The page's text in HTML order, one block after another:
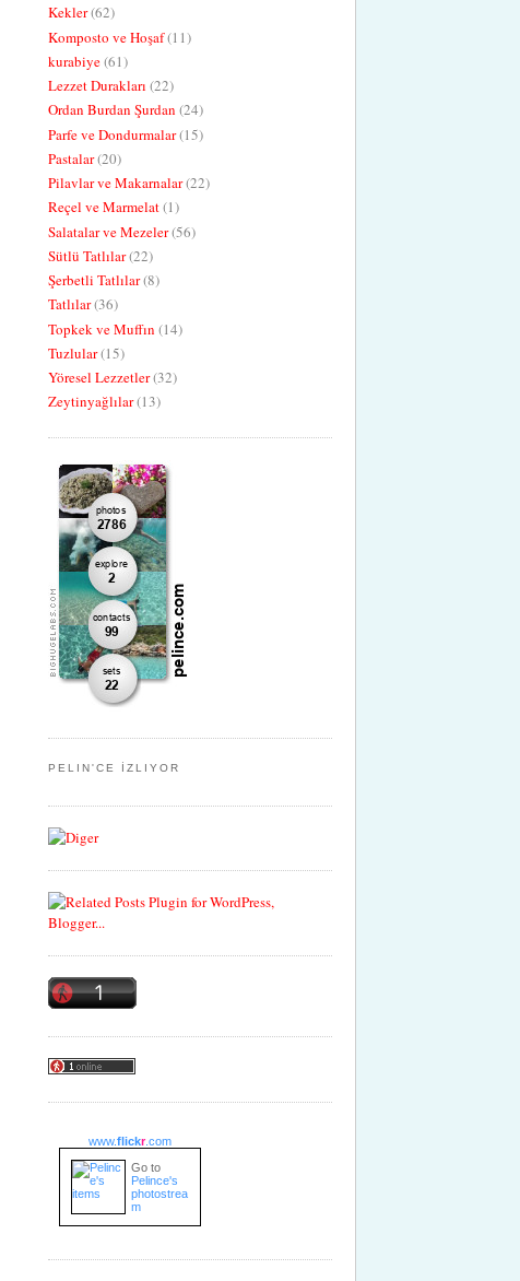
Kekler(62)
Komposto ve Hoşaf(11)
kurabiye(61)
Lezzet Durakları (22)
Ordan Burdan Şurdan (24)
Parfe ve Dondurmalar(15)
Pastalar(20)
Pilavlar ve Makarnalar(22)
Reçel ve Marmelat(1)
Salatalar ve Mezeler(56)
Sütlü Tatlılar(22)
Şerbetli Tatlılar(8)
Tatlılar(36)
Topkek ve Muffın (14)
Tuzlular(15)
Yöresel Lezzetler(32)
Zeytinyağlılar(13)
PELIN'CE İZLIYOR
www.flickr.com
Go to
Pelince's
photostrea
m